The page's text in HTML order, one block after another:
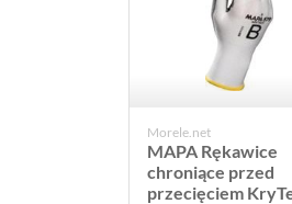
Morele.net
MAPA Rękawice
chroniące przed
przecięciem